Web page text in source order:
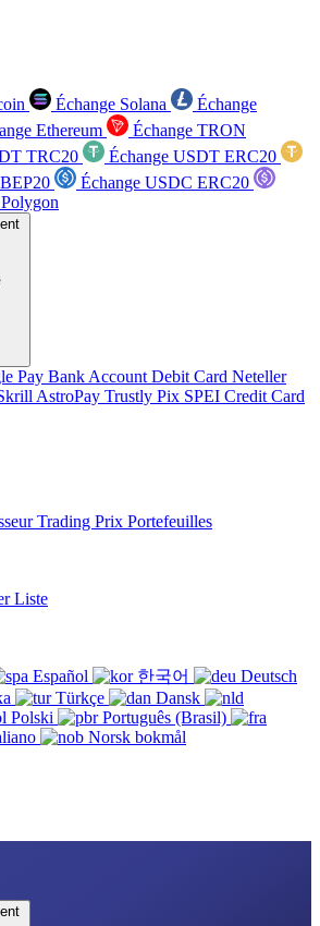
Échange Solana
Échange
Ethereum
Échange TRON
TRC20
Échange USDT ERC20
Échange USDC ERC20
Pay Bank Account Debit Card Neteller
AstroPay Trustly Pix SPEI Credit Card
Trading Prix Portefeuilles
Liste
Español 한국어
Deutsch
Türkçe
Dansk
Polski
Português (Brasil)
Norsk bokmål